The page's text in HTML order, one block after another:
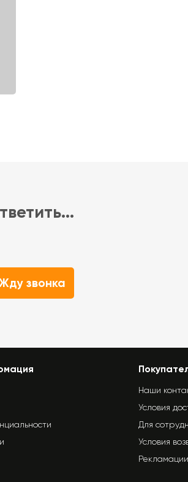
звонка
Наши
Условия
Для
Условия
Рекламации